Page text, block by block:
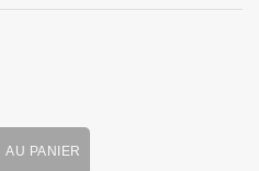
AU PANIER